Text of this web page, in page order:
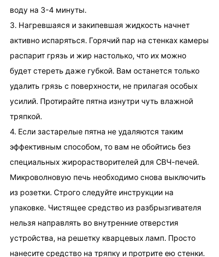
воду на 3-4 минуты.
3. Нагревшаяся и закипевшая жидкость начнет
активно испаряться. Горячий пар на стенках камеры
распарит грязь и жир настолько, что их можно
будет стереть даже губкой. Вам останется только
удалить грязь с поверхности, не прилагая особых
усилий. Протирайте пятна изнутри чуть влажной
тряпкой.
4. Если застарелые пятна не удаляются таким
эффективным способом, то вам не обойтись без
специальных жирорастворителей для СВЧ-печей.
Микроволновую печь необходимо снова выключить
из розетки. Строго следуйте инструкции на
упаковке. Чистящее средство из разбрызгивателя
нельзя направлять во внутренние отверстия
устройства, на решетку кварцевых ламп. Просто
нанесите средство на тряпку и протрите ею стенки.